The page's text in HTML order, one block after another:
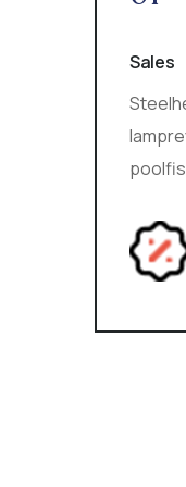
Sales